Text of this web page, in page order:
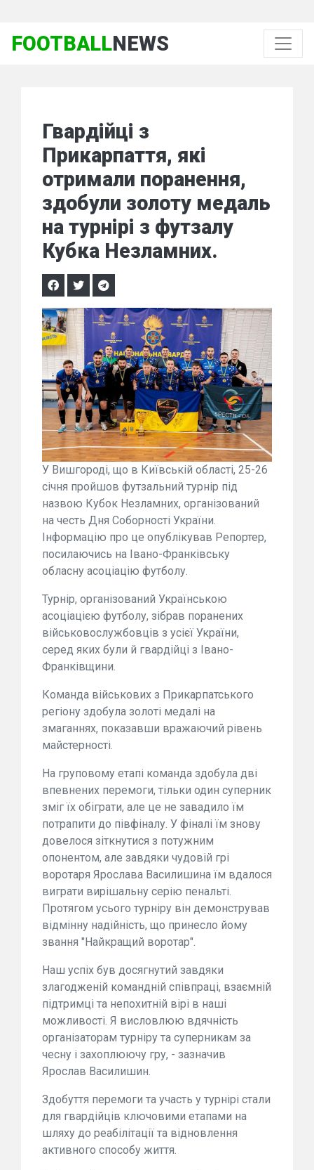
FOOTBALLNEWS
Гвардійці з
Прикарпаття, які
отримали поранення,
здобули золоту медаль
на турнірі з футзалу
Кубка Незламних.
У Вишгороді, що в Київській області, 25-26
січня пройшов футзальний турнір під
назвою Кубок Незламних, організований
на честь Дня Соборності України.
Інформацію про це опублікував Репортер,
посилаючись на Івано-Франківську
обласну асоціацію футболу.
Турнір, організований Українською
асоціацією футболу, зібрав поранених
військовослужбовців з усієї України,
серед яких були й гвардійці з Івано-
Франківщини.
Команда військових з Прикарпатського
регіону здобула золоті медалі на
змаганнях, показавши вражаючий рівень
майстерності.
На груповому етапі команда здобула дві
впевнених перемоги, тільки один суперник
зміг їх обіграти, але це не завадило їм
потрапити до півфіналу. У фіналі їм знову
довелося зіткнутися з потужним
опонентом, але завдяки чудовій грі
воротаря Ярослава Василишина їм вдалося
виграти вирішальну серію пенальті.
Протягом усього турніру він демонстрував
відмінну надійність, що принесло йому
звання "Найкращий воротар".
Наш успіх був досягнутий завдяки
злагодженій командній співпраці, взаємній
підтримці та непохитній вірі в наші
можливості. Я висловлюю вдячність
організаторам турніру та суперникам за
чесну і захоплюючу гру, - зазначив
Ярослав Василишин.
Здобуття перемоги та участь у турнірі стали
для гвардійців ключовими етапами на
шляху до реабілітації та відновлення
активного способу життя.